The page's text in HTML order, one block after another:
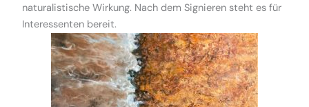
naturalistische Wirkung. Nach dem Signieren steht es für
Interessenten bereit.